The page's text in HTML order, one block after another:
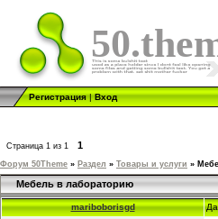
Регистрация|Вход
Страница 1 из 1 1
Форум 50Theme » Раздел » Товары и услуги »
Мебель в лабораторию
mariboborisgd